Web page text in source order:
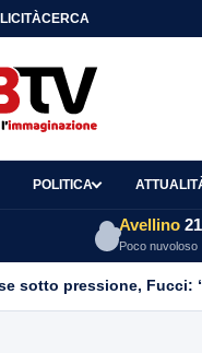
CERCA
POLITICA
Avellino
Poco nuvoloso
sotto pressione, Fucci: